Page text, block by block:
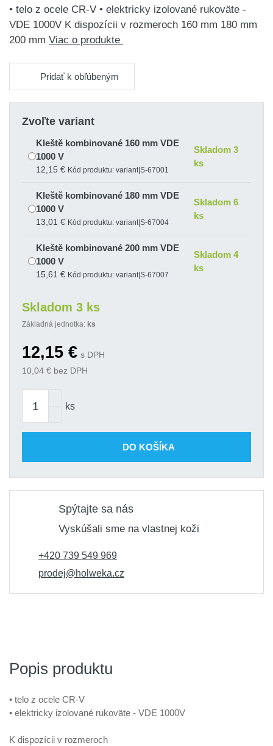
• telo z ocele CR-V • elektricky izolované rukoväte -
VDE 1000V K dispozícii v rozmeroch 160 mm 180 mm
200 mm Viac o produkte
Pridať k obľúbeným
Zvoľte variant
Kleště kombinované 160 mm VDE
1000 V
12,15 € Kód produktu: variant|S-67001
Skladom 3
ks
Kleště kombinované 180 mm VDE
1000 V
13,01 € Kód produktu: variant|S-67004
Skladom 6
ks
Kleště kombinované 200 mm VDE
1000 V
15,61 € Kód produktu: variant|S-67007
Skladom 4
ks
Skladom 3 ks
Základná jednotka: ks
12,15 € s DPH
10,04 € bez DPH
ks
DO KOŠÍKA
Spýtajte sa nás
Vyskúšali sme na vlastnej koži
+420 739 549 969
prodej@holweka.cz
Popis produktu
• telo z ocele CR-V
• elektricky izolované rukoväte - VDE 1000V
K dispozícii v rozmeroch